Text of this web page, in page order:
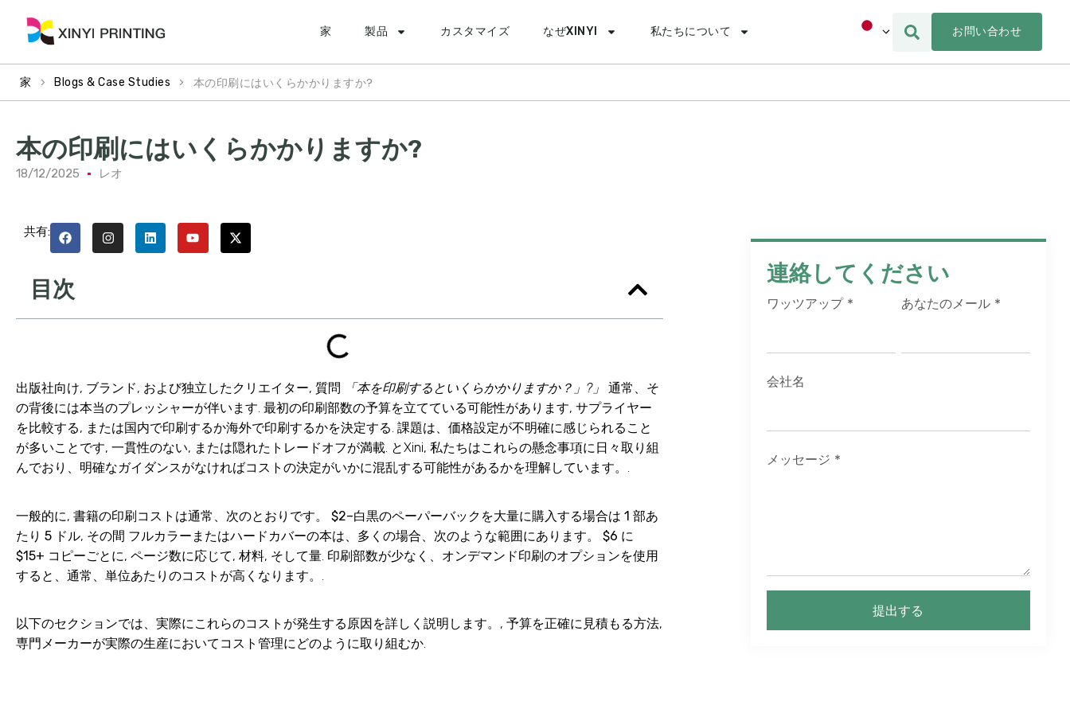
家 製品 カスタマイズ なぜXINYI 私たちについて お問い合わせ
家 > Blogs & Case Studies > 本の印刷にはいくらかかりますか?
本の印刷にはいくらかかりますか?
18/12/2025 レオ
共有:
目次
出版社向け, ブランド, および独立したクリエイター, 質問 「本を印刷するといくらかかりますか？」?」
通常、そ
の背後には本当のプレッシャーが伴います. 最初の印刷部数の予算を立てている可能性があります, サプライヤー
を比較する, または国内で印刷するか海外で印刷するかを決定する. 課題は、価格設定が不明確に感じられること
が多いことです, 一貫性のない, または隠れたトレードオフが満載. とXini, 私たちはこれらの懸念事項に日々取り組
んでおり、明確なガイダンスがなければコストの決定がいかに混乱する可能性があるかを理解しています。.
一般的に, 書籍の印刷コストは通常​​、次のとおりです。 $2–白黒のペーパーバックを大量に購入する場合は 1 部あ
たり 5 ドル, その間 フルカラーまたはハードカバーの本は、多くの場合、次のような範囲にあります。 $6 に
$15+ コピーごとに, ページ数に応じて, 材料, そして量. 印刷部数が少なく、オンデマンド印刷のオプションを使用
すると、通常、単位あたりのコストが高くなります。.
以下のセクションでは、実際にこれらのコストが発生する原因を詳しく説明します。, 予算を正確に見積もる方法,
専門メーカーが実際の生産においてコスト管理にどのように取り組むか.
連絡してください
ワッツアップ * あなたのメール *
会社名
メッセージ *
提出する